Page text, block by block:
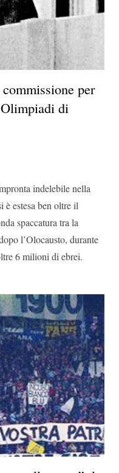
per
di
indelebile nella
è estesa ben oltre il
spaccatura tra la
l’Olocausto, durante
6 milioni di ebrei.